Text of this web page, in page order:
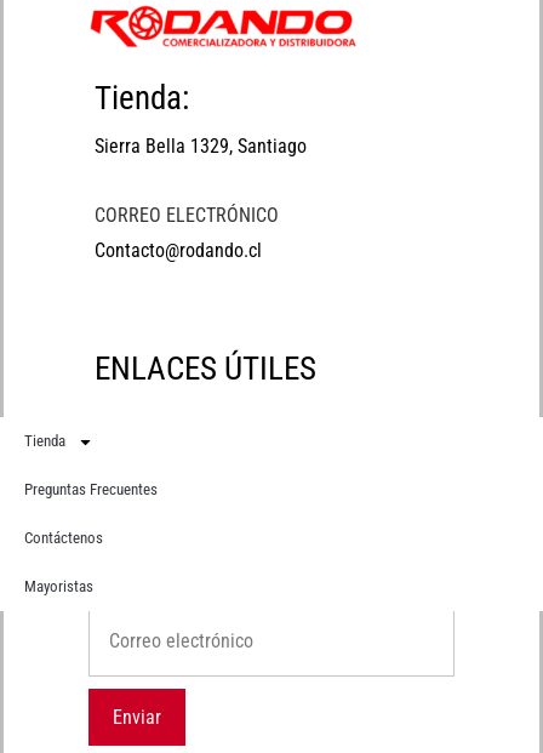
Tienda:
Sierra Bella 1329, Santiago
CORREO ELECTRÓNICO
Contacto@rodando.cl
ENLACES ÚTILES
Tienda
Preguntas Frecuentes
Contáctenos
Mayoristas
Suscríbete
Correo electrónico
Enviar